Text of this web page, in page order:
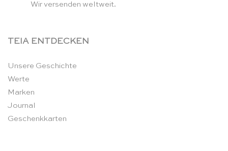
Wir versenden weltweit.
TEIA ENTDECKEN
Unsere Geschichte
Werte
Marken
Journal
Geschenkkarten